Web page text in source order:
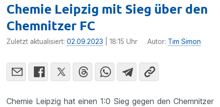
Chemie Leipzig mit Sieg über den
Chemnitzer FC
Zuletzt aktualisiert:02.09.2023 | 18:15 Uhr Autor: Tim Simon
Chemie Leipzig hat einen 1:0 Sieg gegen den Chemnitzer